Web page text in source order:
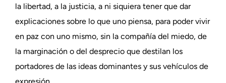
la libertad, a la justicia, a ni siquiera tener que dar
explicaciones sobre lo que uno piensa, para poder vivir
en paz con uno mismo, sin la compañía del miedo, de
la marginación o del desprecio que destilan los
portadores de las ideas dominantes y sus vehículos de